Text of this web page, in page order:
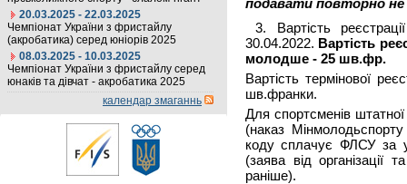
20.03.2025 - 22.03.2025
Чемпіонат України з фристайлу
(акробатика) серед юніорів 2025
08.03.2025 - 10.03.2025
Чемпіонат України з фристайлу серед
юнаків та дівчат - акробатика 2025
календар змаганнь
подавати повторно не
3. Вартість
30.04.2022. Вартість
молодше - 25 шв.фр.
Вартість термінової
шв.франки.
Для спортсменів
(наказ
коду сплачує ФЛСУ за
(заява від організації
раніше).